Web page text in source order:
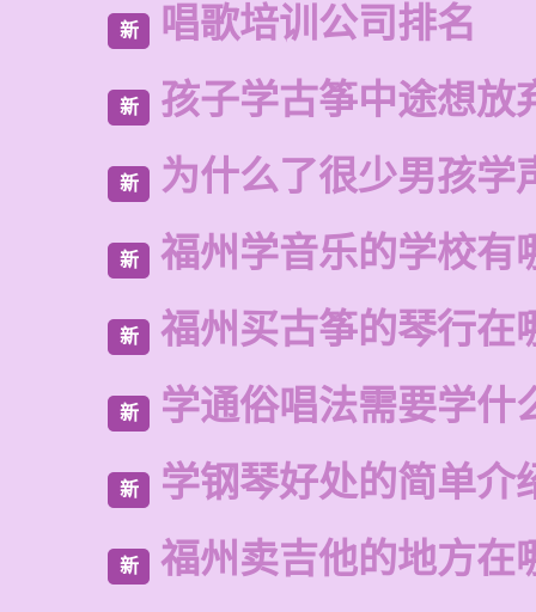
新 唱歌培训公司排名
新 孩子学古筝中途想放
新 为什么了很少男孩学
新 福州学音乐的学校有
新 福州买古筝的琴行在
新 学通俗唱法需要学什
新 学钢琴好处的简单介
新 福州卖吉他的地方在